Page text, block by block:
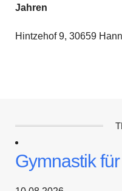
Jahren
Hintzehof 9, 30659
Gymnastik